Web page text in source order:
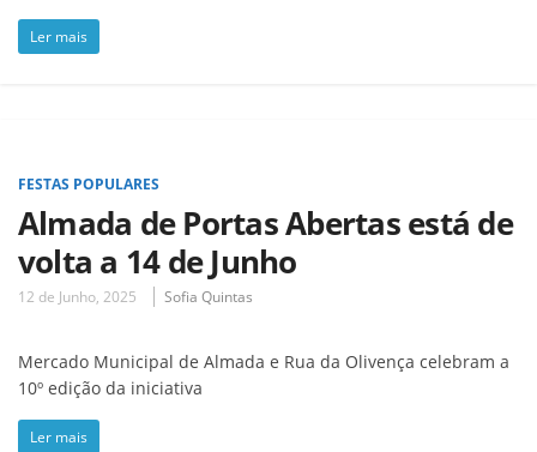
Ler mais
FESTAS POPULARES
Almada de Portas Abertas está de
volta a 14 de Junho
12 de Junho, 2025 Sofia Quintas
Mercado Municipal de Almada e Rua da Olivença celebram a
10º edição da iniciativa
Ler mais